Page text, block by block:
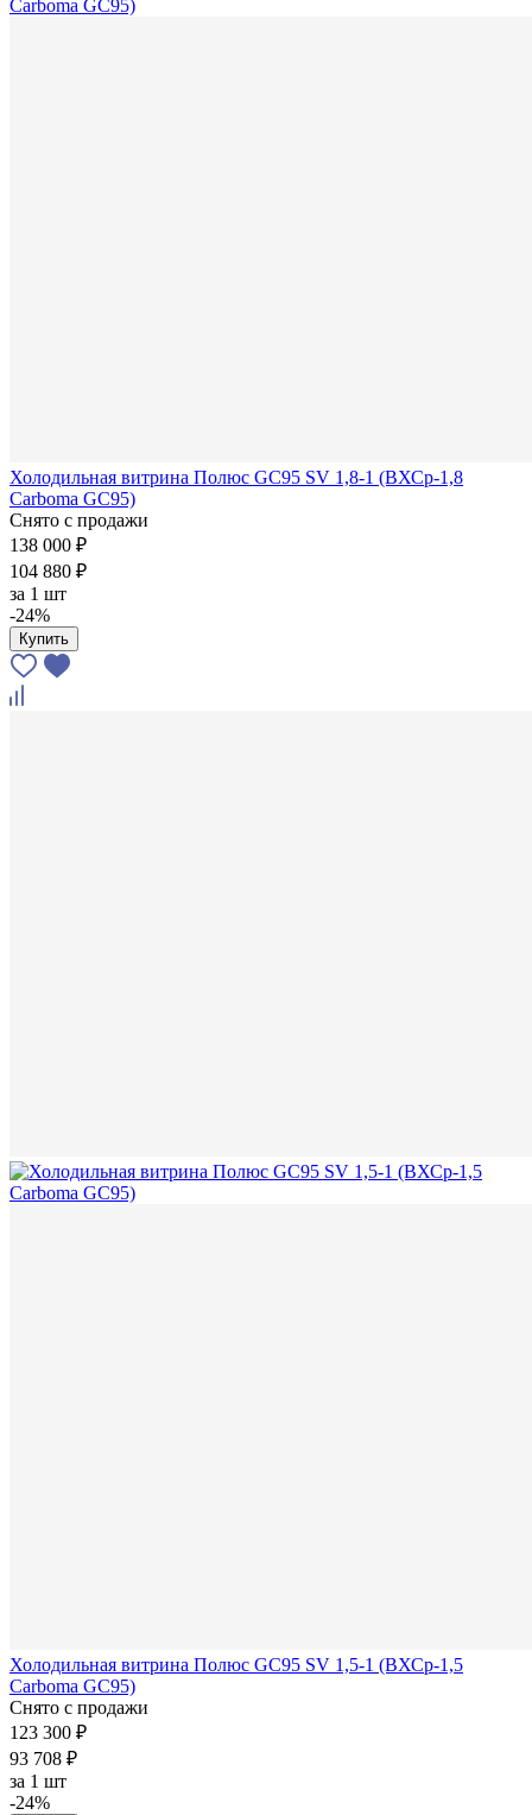
Холодильная витрина Полюс GC95 SV 1,8-1 (ВХСр-1,8
Carboma GC95)
Снято с продажи
138 000 ₽
104 880 ₽
за 1 шт
-24%
Купить
Холодильная витрина Полюс GC95 SV 1,5-1 (ВХСр-1,5
Carboma GC95)
Снято с продажи
123 300 ₽
93 708 ₽
за 1 шт
-24%